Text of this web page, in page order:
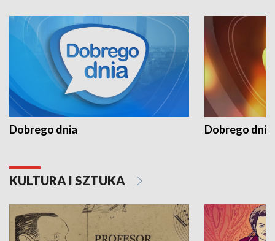
Dobrego dnia Dobrego dnia
KULTURA I SZTUKA